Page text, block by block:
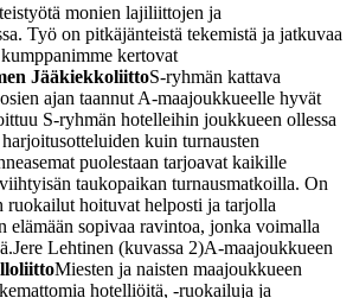
monien lajiliittojen ja
Työ on pitkäjänteistä tekemistä ja jatkuvaa
kertovat
JääkiekkoliittoS-ryhmän kattava
ajan taannut A-maajoukkueelle hyvät
S-ryhmän hotelleihin joukkueen ollessa
kuin turnausten
puolestaan tarjoavat kaikille
taukopaikan turnausmatkoilla. On
ruokailut hoituvat helposti ja tarjolla
elämään sopivaa ravintoa, jonka voimalla
Jere Lehtinen (kuvassa 2)A-maajoukkueen
Miesten ja naisten maajoukkueen
hotelliöitä, -ruokailuja ja